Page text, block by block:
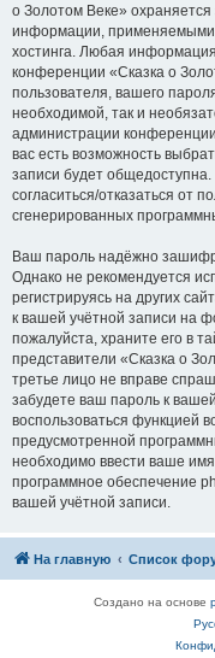
о Золотом Веке»
информации, применяемыми
хостинга. Любая
конференции «Сказка о
пользователя, вашего
необходимой, так и
администрации
вас есть возможность
записи будет общедоступна.
согласиться/отказаться от
сгенерированных
Ваш пароль надёжно
Однако не рекомендуется
регистрируясь на других
к вашей учётной записи на
пожалуйста, храните его в
представители «Сказка о
третье лицо не вправе
забудете ваш пароль к
воспользоваться функцией
предусмотренной
необходимо ввести ваше
программное обеспечение
вашей учётной записи.
На главную Список
Создано на основе